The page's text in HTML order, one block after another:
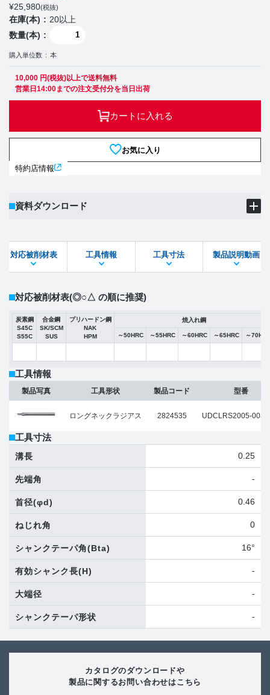
¥25,980(税抜)
在庫(本)
20以上
数量(本)
購入単位数 本
10,000 円(税抜)以上で送料無料
営業日14:00までの注文受付分を当日出荷
カートに入れる
お気に入り
特約店情報
資料ダウンロード
STEPファイル DXFファイル
対応被削材表 工具情報 工具寸法 製品説明動画
対応被削材表(◎○△ の順に推奨)
炭素鋼
S45C
S55C
合金鋼
SK/SCM
SUS
プリハードン鋼
NAK
HPM
焼入れ鋼
～50HRC ～55HRC ～60HRC ～65HRC ～
工具情報
製品写真 工具形状
ロングネックラジアス
製品コード
2824535
型番
UDCLRS2005-003-
工具寸法
溝長 0.25
先端角 -
首径(φd) 0.46
ねじれ角 0
シャンクテーパ角(Bta) 16°
有効シャンク長(H) -
大端径 -
シャンクテーパ形状 -
カタログのダウンロードや
製品に関するお問い合わせはこちら